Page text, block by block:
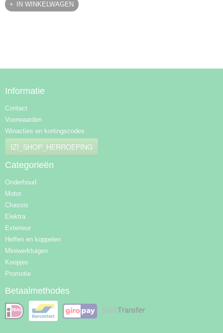
IN WINKELWAGEN
Informatie
Contact
Voorwaarden
Winacties en kortingscodes
IZI_SHOP_HERROEPING
Categorieën
Onderhoud
Motor
Chassis
Elektra
Exterieur
Heffen en koppelen
Miniwerktuigen
Koopjes
Promotie
Betaalmethodes